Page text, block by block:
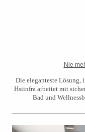
Nie
Die eleganteste Lösung,
Hsiinfra arbeitet mit
Bad und